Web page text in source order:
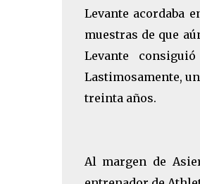
Levante acordaba
muestras de que
Levante
Lastimosamente,
treinta años.
Al margen de